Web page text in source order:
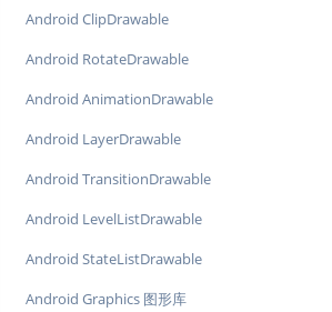
Android ClipDrawable
Android RotateDrawable
Android AnimationDrawable
Android LayerDrawable
Android TransitionDrawable
Android LevelListDrawable
Android StateListDrawable
Android Graphics 图形库